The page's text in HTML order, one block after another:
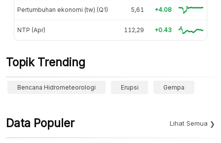
Pertumbuhan ekonomi (tw) (Q1) 5,61 +4.08
NTP (Apr) 112,29 +0.43
Topik Trending
Bencana Hidrometeorologi Erupsi Gempa
Data Populer Lihat Semua